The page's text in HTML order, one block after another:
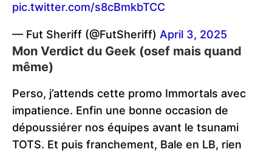
pic.twitter.com/s8cBmkbTCC
— Fut Sheriff (@FutSheriff) April 3, 2025
Mon Verdict du Geek (osef mais quand
même)
Perso, j’attends cette promo Immortals avec
impatience. Enfin une bonne occasion de
dépoussiérer nos équipes avant le tsunami
TOTS. Et puis franchement, Bale en LB, rien